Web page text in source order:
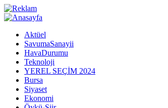
Aktüel
SavumaSanayii
HavaDurumu
Teknoloji
YEREL SEÇİM 2024
Bursa
Siyaset
Ekonomi